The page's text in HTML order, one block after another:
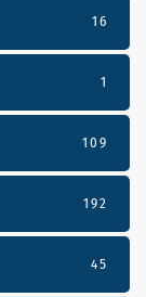
16
1
109
192
45